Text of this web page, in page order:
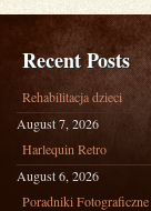
Recent Posts
Rehabilitacja dzieci
August 7, 2026
Harlequin Retro
August 6, 2026
Poradniki Fotograficzne